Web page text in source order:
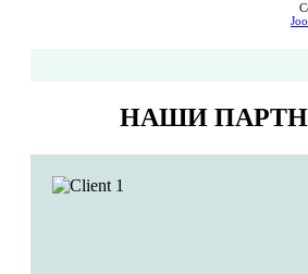
НАШИ